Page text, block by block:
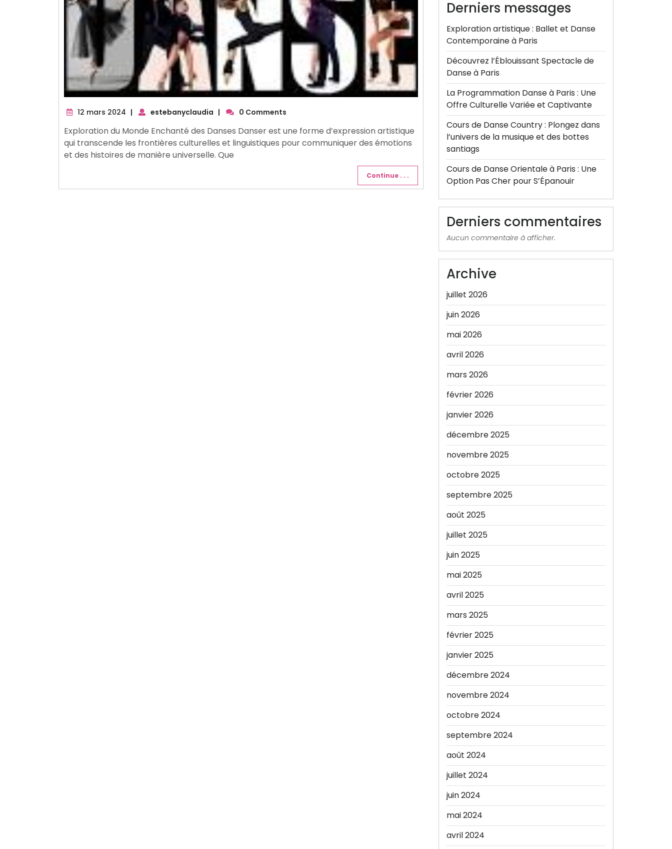
12 mars 2024 12
2024
| estebanyclaudia | 0 Comments
Exploration du Monde Enchanté des Danses Danser est une forme d’expression artistique
qui transcende les frontières culturelles et linguistiques pour communiquer des émotions
et des histoires de manière universelle. Que
Continue . . .
Derniers messages
Exploration artistique : Ballet et Danse
Contemporaine à Paris
Découvrez l’Éblouissant Spectacle de
Danse à Paris
La Programmation Danse à Paris : Une
Offre Culturelle Variée et Captivante
Cours de Danse Country : Plongez dans
l’univers de la musique et des bottes
santiags
Cours de Danse Orientale à Paris : Une
Option Pas Cher pour S’Épanouir
Derniers commentaires
Aucun commentaire à afficher.
Archive
juillet 2026
juin 2026
mai 2026
avril 2026
mars 2026
février 2026
janvier 2026
décembre 2025
novembre 2025
octobre 2025
septembre 2025
août 2025
juillet 2025
juin 2025
mai 2025
avril 2025
mars 2025
février 2025
janvier 2025
décembre 2024
novembre 2024
octobre 2024
septembre 2024
août 2024
juillet 2024
juin 2024
mai 2024
avril 2024